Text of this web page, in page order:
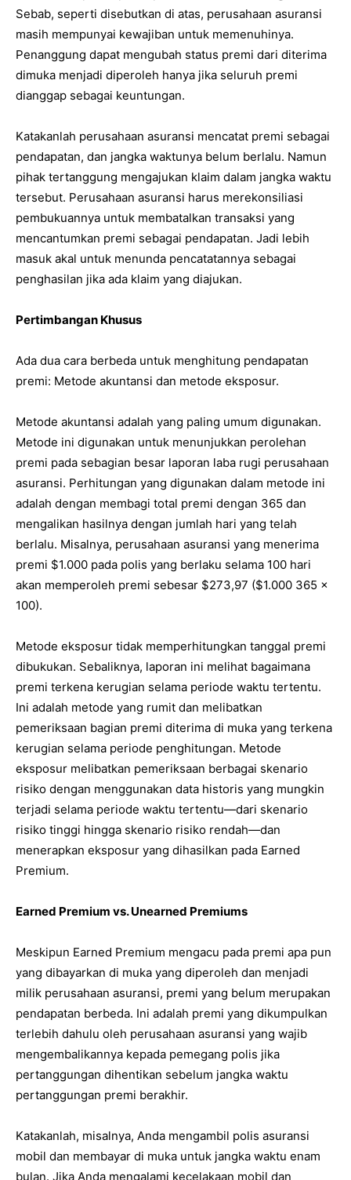
Sebab, seperti disebutkan di atas, perusahaan asuransi
masih mempunyai kewajiban untuk memenuhinya.
Penanggung dapat mengubah status premi dari diterima
dimuka menjadi diperoleh hanya jika seluruh premi
dianggap sebagai keuntungan.
Katakanlah perusahaan asuransi mencatat premi sebagai
pendapatan, dan jangka waktunya belum berlalu. Namun
pihak tertanggung mengajukan klaim dalam jangka waktu
tersebut. Perusahaan asuransi harus merekonsiliasi
pembukuannya untuk membatalkan transaksi yang
mencantumkan premi sebagai pendapatan. Jadi lebih
masuk akal untuk menunda pencatatannya sebagai
penghasilan jika ada klaim yang diajukan.
Pertimbangan Khusus
Ada dua cara berbeda untuk menghitung pendapatan
premi: Metode akuntansi dan metode eksposur.
Metode akuntansi adalah yang paling umum digunakan.
Metode ini digunakan untuk menunjukkan perolehan
premi pada sebagian besar laporan laba rugi perusahaan
asuransi. Perhitungan yang digunakan dalam metode ini
adalah dengan membagi total premi dengan 365 dan
mengalikan hasilnya dengan jumlah hari yang telah
berlalu. Misalnya, perusahaan asuransi yang menerima
premi $1.000 pada polis yang berlaku selama 100 hari
akan memperoleh premi sebesar $273,97 ($1.000 365 x
100).
Metode eksposur tidak memperhitungkan tanggal premi
dibukukan. Sebaliknya, laporan ini melihat bagaimana
premi terkena kerugian selama periode waktu tertentu.
Ini adalah metode yang rumit dan melibatkan
pemeriksaan bagian premi diterima di muka yang terkena
kerugian selama periode penghitungan. Metode
eksposur melibatkan pemeriksaan berbagai skenario
risiko dengan menggunakan data historis yang mungkin
terjadi selama periode waktu tertentu—dari skenario
risiko tinggi hingga skenario risiko rendah—dan
menerapkan eksposur yang dihasilkan pada Earned
Premium.
Earned Premium vs. Unearned Premiums
Meskipun Earned Premium mengacu pada premi apa pun
yang dibayarkan di muka yang diperoleh dan menjadi
milik perusahaan asuransi, premi yang belum merupakan
pendapatan berbeda. Ini adalah premi yang dikumpulkan
terlebih dahulu oleh perusahaan asuransi yang wajib
mengembalikannya kepada pemegang polis jika
pertanggungan dihentikan sebelum jangka waktu
pertanggungan premi berakhir.
Katakanlah, misalnya, Anda mengambil polis asuransi
mobil dan membayar di muka untuk jangka waktu enam
bulan. Jika Anda mengalami kecelakaan mobil dan